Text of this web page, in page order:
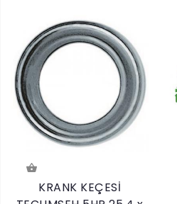
KRANK KEÇESİ